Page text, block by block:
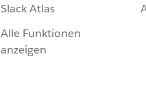
Slack Atlas
Alle Funktionen
anzeigen